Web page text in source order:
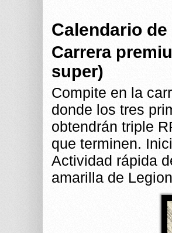
Calendario
Carrera
super)
Compite en la
donde los tres
obtendrán triple
que terminen.
Actividad rápida
amarilla de